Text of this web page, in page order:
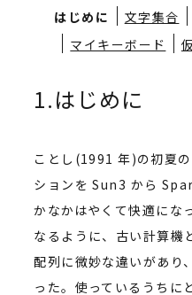
はじめに 文字集合
マイキーボード
1.はじめに
ことし(1991 年)の初夏
ションを Sun3 から
かなかはやくて快適にな
なるように、古い計算機
配列に微妙な違いがあり
った。使っているうちに